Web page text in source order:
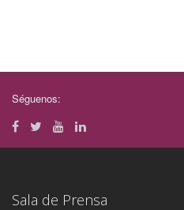
Séguenos:
Sala de Prensa